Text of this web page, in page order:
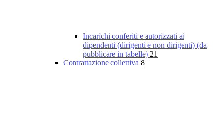
Incarichi conferiti e autorizzati ai
dipendenti (dirigenti e non dirigenti) (da
pubblicare in tabelle) 21
Contrattazione collettiva 8